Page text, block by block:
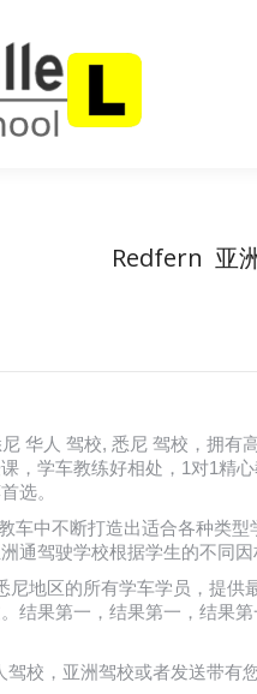
Redfern 亚
华人 驾校, 悉尼 驾校，拥
，学车教练好相处，1对1精
选。
车中不断打造出适合各种类
通驾驶学校根据学生的不同
尼地区的所有学车学员，提
结果第一，结果第一，结果
驾校，亚洲驾校或者发送带有
首页 关于我们